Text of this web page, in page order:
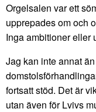
Orgelsalen var ett
upprepades om och
Inga ambitioner eller
Jag kan inte annat
fortsatt stöd. Det är
utan även för Lvivs